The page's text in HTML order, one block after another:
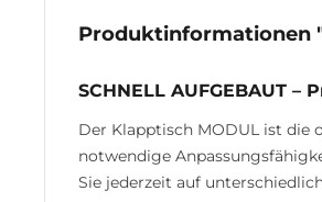
Produktinformationen
SCHNELL AUFGEBAUT
Der Klapptisch MODUL ist die
notwendige
Sie jederzeit auf